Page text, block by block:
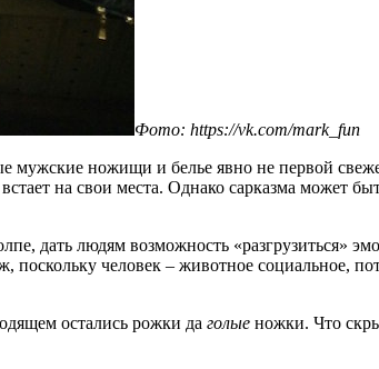
Фото: https://vk.com/mark_fun
мужские ножищи и белье явно не первой
на свои места. Однако сарказма может
дать людям возможность «разгрузиться»
человек – животное социальное,
остались рожки да голые ножки. Что